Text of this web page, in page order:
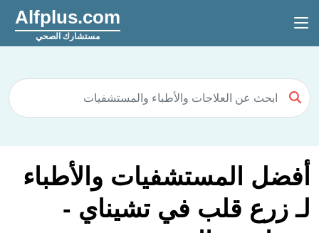
Alfplus.com
مستشارك الصحي
أفضل المستشفيات والأطباء
لـ زرع قلب في تشيناي -